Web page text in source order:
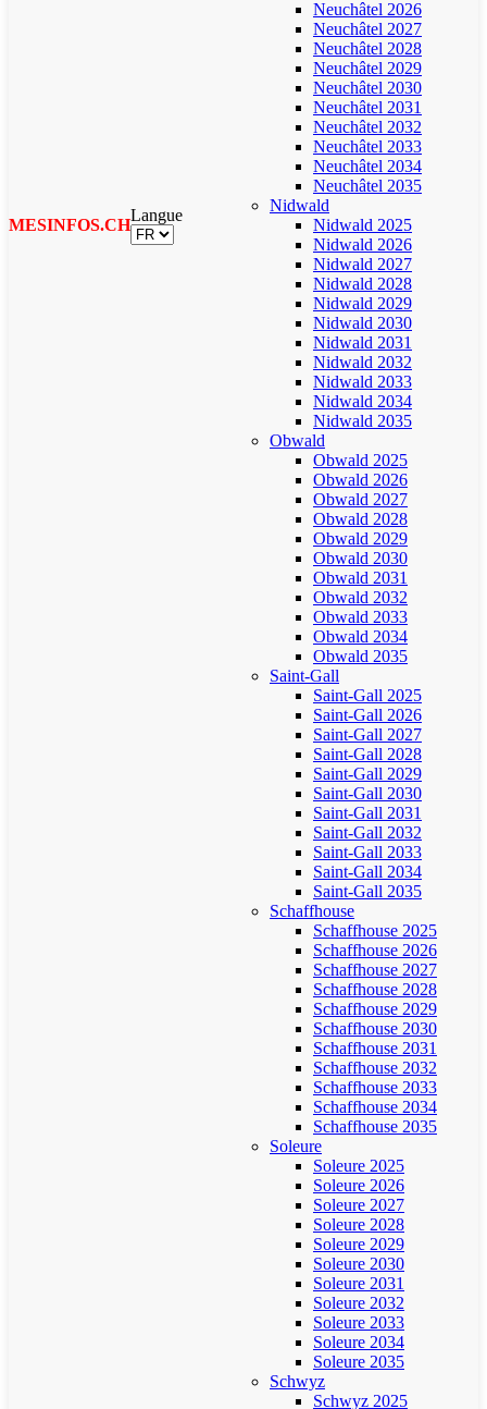
MESINFOS.CH
Langue
Neuchâtel 2026
Neuchâtel 2027
Neuchâtel 2028
Neuchâtel 2029
Neuchâtel 2030
Neuchâtel 2031
Neuchâtel 2032
Neuchâtel 2033
Neuchâtel 2034
Neuchâtel 2035
Nidwald
Nidwald 2025
Nidwald 2026
Nidwald 2027
Nidwald 2028
Nidwald 2029
Nidwald 2030
Nidwald 2031
Nidwald 2032
Nidwald 2033
Nidwald 2034
Nidwald 2035
Obwald
Obwald 2025
Obwald 2026
Obwald 2027
Obwald 2028
Obwald 2029
Obwald 2030
Obwald 2031
Obwald 2032
Obwald 2033
Obwald 2034
Obwald 2035
Saint-Gall
Saint-Gall 2025
Saint-Gall 2026
Saint-Gall 2027
Saint-Gall 2028
Saint-Gall 2029
Saint-Gall 2030
Saint-Gall 2031
Saint-Gall 2032
Saint-Gall 2033
Saint-Gall 2034
Saint-Gall 2035
Schaffhouse
Schaffhouse 2025
Schaffhouse 2026
Schaffhouse 2027
Schaffhouse 2028
Schaffhouse 2029
Schaffhouse 2030
Schaffhouse 2031
Schaffhouse 2032
Schaffhouse 2033
Schaffhouse 2034
Schaffhouse 2035
Soleure
Soleure 2025
Soleure 2026
Soleure 2027
Soleure 2028
Soleure 2029
Soleure 2030
Soleure 2031
Soleure 2032
Soleure 2033
Soleure 2034
Soleure 2035
Schwyz
Schwyz 2025